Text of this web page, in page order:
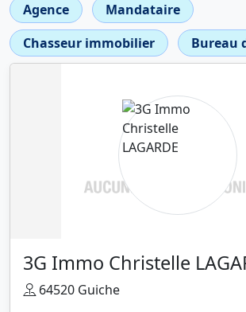
Agence
Mandataire
Chasseur immobilier
Bureau
3G Immo Christelle
64520 Guiche